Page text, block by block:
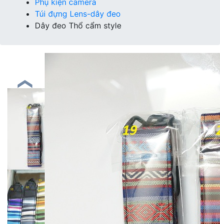
Túi đựng Lens-dây đeo
Dây đeo Thổ cẩm style
❮